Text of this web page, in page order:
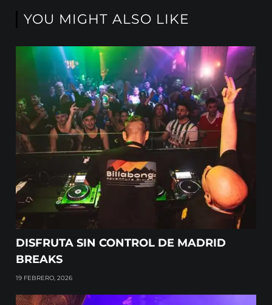
YOU MIGHT ALSO LIKE
DISFRUTA SIN CONTROL DE MADRID
BREAKS
19 FEBRERO, 2026